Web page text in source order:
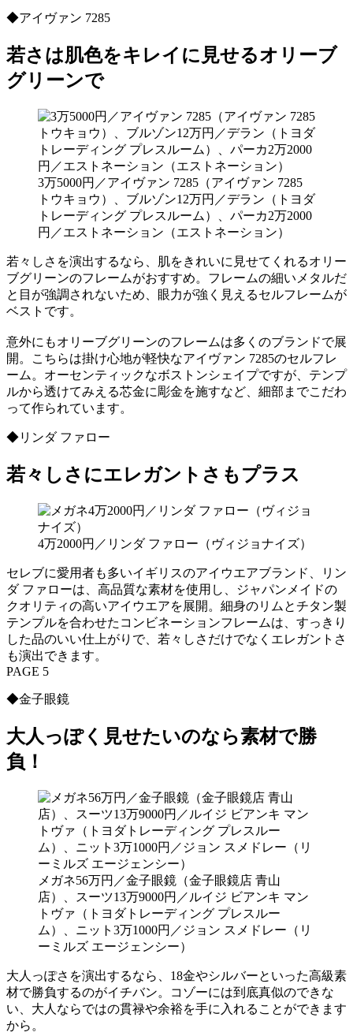
◆アイヴァン 7285
若さは肌色をキレイに見せるオリーブ
グリーンで
3万5000円／アイヴァン 7285（アイヴァン 7285
トウキョウ）、ブルゾン12万円／デラン（トヨダ
トレーディング プレスルーム）、パーカ2万2000
円／エストネーション（エストネーション）
若々しさを演出するなら、肌をきれいに見せてくれるオリー
ブグリーンのフレームがおすすめ。フレームの細いメタルだ
と目が強調されないため、眼力が強く見えるセルフレームが
ベストです。
意外にもオリーブグリーンのフレームは多くのブランドで展
開。こちらは掛け心地が軽快なアイヴァン 7285のセルフレ
ーム。オーセンティックなボストンシェイプですが、テンプ
ルから透けてみえる芯金に彫金を施すなど、細部までこだわ
って作られています。
◆リンダ ファロー
若々しさにエレガントさもプラス
4万2000円／リンダ ファロー（ヴィジョナイズ）
セレブに愛用者も多いイギリスのアイウエアブランド、リン
ダ ファローは、高品質な素材を使用し、ジャパンメイドの
クオリティの高いアイウエアを展開。細身のリムとチタン製
テンプルを合わせたコンビネーションフレームは、すっきり
した品のいい仕上がりで、若々しさだけでなくエレガントさ
も演出できます。
PAGE 5
◆金子眼鏡
大人っぽく見せたいのなら素材で勝
負！
メガネ56万円／金子眼鏡（金子眼鏡店 青山
店）、スーツ13万9000円／ルイジ ビアンキ マン
トヴァ（トヨダトレーディング プレスルー
ム）、ニット3万1000円／ジョン スメドレー（リ
ーミルズ エージェンシー）
大人っぽさを演出するなら、18金やシルバーといった高級素
材で勝負するのがイチバン。コゾーには到底真似のできな
い、大人ならではの貫禄や余裕を手に入れることができます
から。